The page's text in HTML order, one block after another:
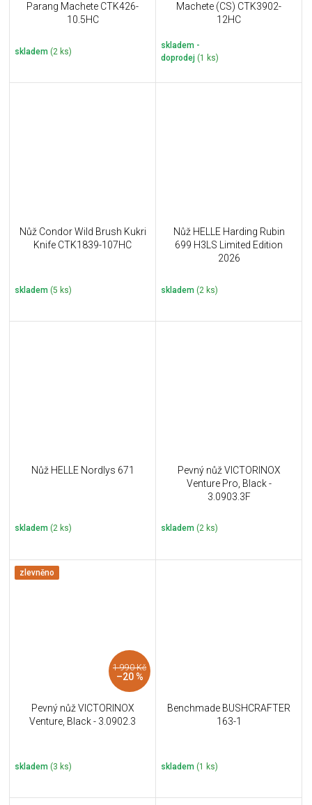
Parang Machete CTK426-
10.5HC
skladem (2 ks)
Machete (CS) CTK3902-
12HC
skladem -
doprodej (1 ks)
Nůž Condor Wild Brush Kukri
Knife CTK1839-107HC
skladem (5 ks)
Nůž HELLE Harding Rubin
699 H3LS Limited Edition
2026
skladem (2 ks)
Nůž HELLE Nordlys 671
skladem (2 ks)
Pevný nůž VICTORINOX
Venture Pro, Black -
3.0903.3F
skladem (2 ks)
zlevněno
1 990 Kč
–20 %
Pevný nůž VICTORINOX
Venture, Black - 3.0902.3
skladem (3 ks)
Benchmade BUSHCRAFTER
163-1
skladem (1 ks)